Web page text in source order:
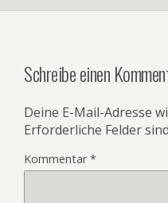
Schreibe einen
Deine E-Mail-Adresse
Erforderliche Felder
Kommentar*